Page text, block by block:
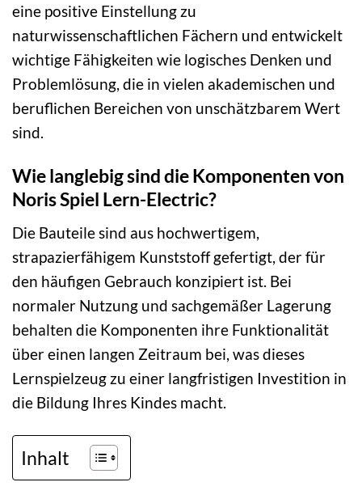
eine positive Einstellung zu
naturwissenschaftlichen Fächern und entwickelt
wichtige Fähigkeiten wie logisches Denken und
Problemlösung, die in vielen akademischen und
beruflichen Bereichen von unschätzbarem Wert
sind.
Wie langlebig sind die Komponenten von
Noris Spiel Lern-Electric?
Die Bauteile sind aus hochwertigem,
strapazierfähigem Kunststoff gefertigt, der für
den häufigen Gebrauch konzipiert ist. Bei
normaler Nutzung und sachgemäßer Lagerung
behalten die Komponenten ihre Funktionalität
über einen langen Zeitraum bei, was dieses
Lernspielzeug zu einer langfristigen Investition in
die Bildung Ihres Kindes macht.
Inhalt